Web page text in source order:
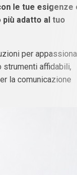
le tue esigenze
adatto al tuo
per
affidabili,
la comunicazione